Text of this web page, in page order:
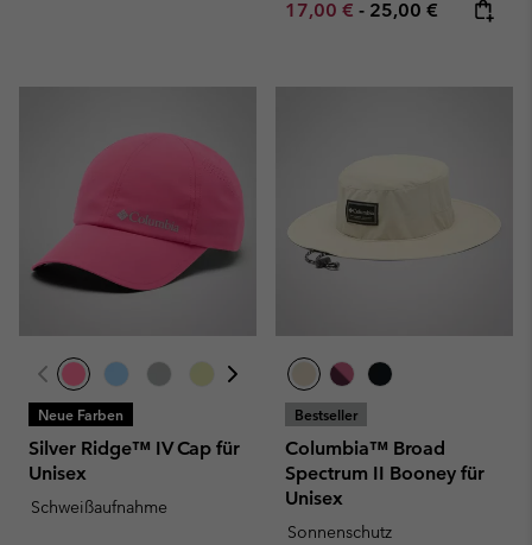
Minimum sale price:
17,00 € - Maximum price:
25,00 €
Neue Farben
Silver Ridge™ IV Cap für
Unisex
Schweißaufnahme
Bestseller
Columbia™ Broad
Spectrum II Booney für
Unisex
Sonnenschutz